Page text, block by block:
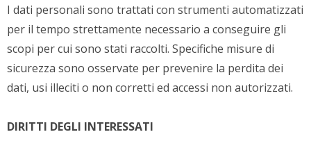
I dati personali sono trattati con strumenti automatizzati
per il tempo strettamente necessario a conseguire gli
scopi per cui sono stati raccolti. Specifiche misure di
sicurezza sono osservate per prevenire la perdita dei
dati, usi illeciti o non corretti ed accessi non autorizzati.
DIRITTI DEGLI INTERESSATI